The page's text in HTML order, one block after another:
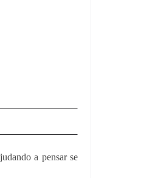
a pensar se